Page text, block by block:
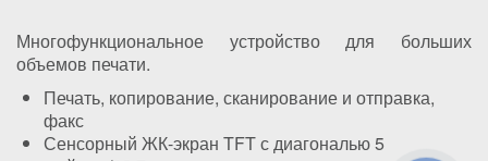
Многофункциональное устройство для больших
объемов печати.
Печать, копирование, сканирование и отправка,
факс
Сенсорный ЖК-экран TFT с диагональю 5